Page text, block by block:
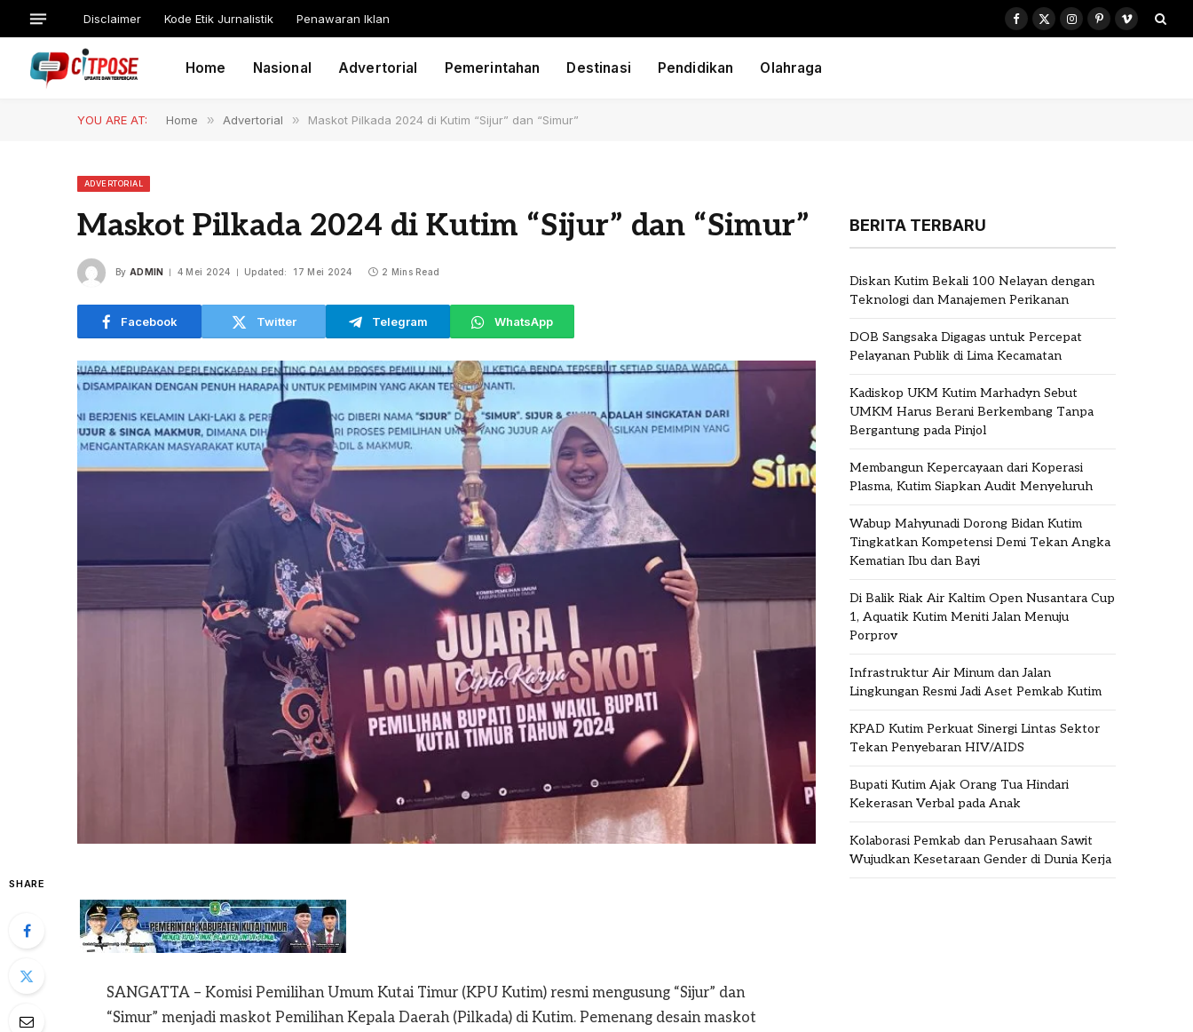
Disclaimer Kode Etik Jurnalistik Penawaran Iklan
Facebook
X
Instagram
PinterestVimeo
Home Nasional Advertorial Pemerintahan Destinasi Pendidikan Olahraga
YOU ARE AT: Home » Advertorial » Maskot Pilkada 2024 di Kutim “Sijur” dan “Simur”
ADVERTORIAL
Maskot Pilkada 2024 di Kutim “Sijur” dan “Simur”
By ADMIN 4 Mei 2024 Updated: 17 Mei 2024 2 Mins Read
Facebook Twitter Telegram WhatsApp
SHARE
SANGATTA – Komisi Pemilihan Umum Kutai Timur (KPU Kutim) resmi mengusung “Sijur” dan
“Simur” menjadi maskot Pemilihan Kepala Daerah (Pilkada) di Kutim. Pemenang desain maskot
BERITA TERBARU
Diskan Kutim Bekali 100 Nelayan dengan
Teknologi dan Manajemen Perikanan
DOB Sangsaka Digagas untuk Percepat
Pelayanan Publik di Lima Kecamatan
Kadiskop UKM Kutim Marhadyn Sebut
UMKM Harus Berani Berkembang Tanpa
Bergantung pada Pinjol
Membangun Kepercayaan dari Koperasi
Plasma, Kutim Siapkan Audit Menyeluruh
Wabup Mahyunadi Dorong Bidan Kutim
Tingkatkan Kompetensi Demi Tekan Angka
Kematian Ibu dan Bayi
Di Balik Riak Air Kaltim Open Nusantara Cup
1, Aquatik Kutim Meniti Jalan Menuju
Porprov
Infrastruktur Air Minum dan Jalan
Lingkungan Resmi Jadi Aset Pemkab Kutim
KPAD Kutim Perkuat Sinergi Lintas Sektor
Tekan Penyebaran HIV/AIDS
Bupati Kutim Ajak Orang Tua Hindari
Kekerasan Verbal pada Anak
Kolaborasi Pemkab dan Perusahaan Sawit
Wujudkan Kesetaraan Gender di Dunia Kerja